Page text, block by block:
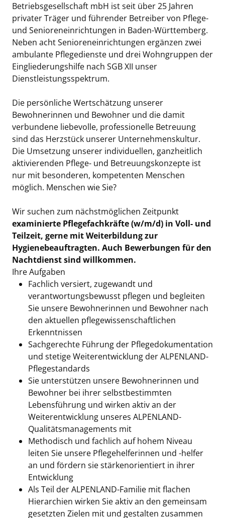
Betriebsgesellschaft mbH ist seit über 25 Jahren
privater Träger und führender Betreiber von Pflege-
und Senioreneinrichtungen in Baden-Württemberg.
Neben acht Senioreneinrichtungen ergänzen zwei
ambulante Pflegedienste und drei Wohngruppen der
Eingliederungshilfe nach SGB XII unser
Dienstleistungsspektrum.
Die persönliche Wertschätzung unserer
Bewohnerinnen und Bewohner und die damit
verbundene liebevolle, professionelle Betreuung
sind das Herzstück unserer Unternehmenskultur.
Die Umsetzung unserer individuellen, ganzheitlich
aktivierenden Pflege- und Betreuungskonzepte ist
nur mit besonderen, kompetenten Menschen
möglich. Menschen wie Sie?
Wir suchen zum nächstmöglichen Zeitpunkt
examinierte Pflegefachkräfte (w/m/d) in Voll- und
Teilzeit, gerne mit Weiterbildung zur
Hygienebeauftragten. Auch Bewerbungen für den
Nachtdienst sind willkommen.
Ihre Aufgaben
Fachlich versiert, zugewandt und
verantwortungsbewusst pflegen und begleiten
Sie unsere Bewohnerinnen und Bewohner nach
den aktuellen pflegewissenschaftlichen
Erkenntnissen
Sachgerechte Führung der Pflegedokumentation
und stetige Weiterentwicklung der ALPENLAND-
Pflegestandards
Sie unterstützen unsere Bewohnerinnen und
Bewohner bei ihrer selbstbestimmten
Lebensführung und wirken aktiv an der
Weiterentwicklung unseres ALPENLAND-
Qualitätsmanagements mit
Methodisch und fachlich auf hohem Niveau
leiten Sie unsere Pflegehelferinnen und -helfer
an und fördern sie stärkenorientiert in ihrer
Entwicklung
Als Teil der ALPENLAND-Familie mit flachen
Hierarchien wirken Sie aktiv an den gemeinsam
gesetzten Zielen mit und gestalten zusammen